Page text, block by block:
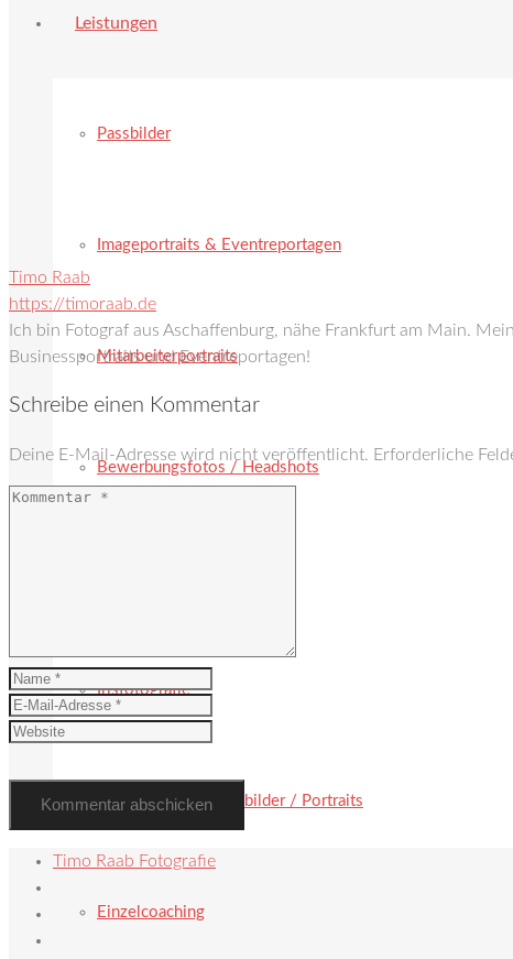
Leistungen
Passbilder
Imageportraits & Eventreportagen
Mitarbeiterportraits
Bewerbungsfotos / Headshots
Irisfotografie
Paarbilder / Familienbilder / Portraits
Einzelcoaching
Timo Raab
https://timoraab.de
Ich bin Fotograf aus Aschaffenburg, nähe Frankfurt am Main.
Businessportraits und Eventreportagen!
Schreibe einen Kommentar
Deine E-Mail-Adresse wird nicht veröffentlicht. Erforderliche
Timo Raab Fotografie